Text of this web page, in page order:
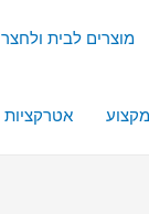
מוצרים לבית ולחצר
אטרקציות